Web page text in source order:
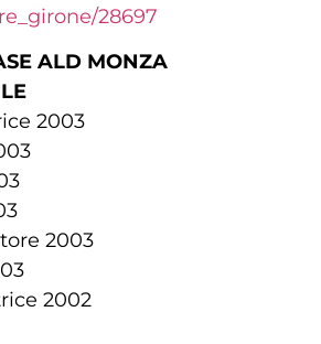
28697
ALD MONZA
2003
2003
2002